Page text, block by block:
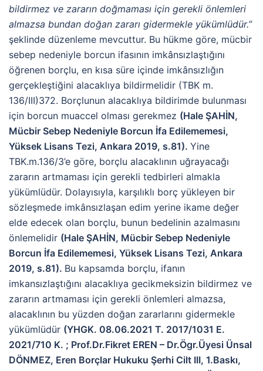
bildirmez ve zararın doğmaması için gerekli önlemleri
almazsa bundan doğan zararı gidermekle yükümlüdür.”
şeklinde düzenleme mevcuttur. Bu hükme göre, mücbir
sebep nedeniyle borcun ifasının imkânsızlaştığını
öğrenen borçlu, en kısa süre içinde imkânsızlığın
gerçekleştiğini alacaklıya bildirmelidir (TBK m.
136/III)372. Borçlunun alacaklıya bildirimde bulunması
için borcun muaccel olması gerekmez (Hale ŞAHİN,
Mücbir Sebep Nedeniyle Borcun İfa Edilememesi,
Yüksek Lisans Tezi, Ankara 2019, s.81). Yine
TBK.m.136/3’e göre, borçlu alacaklının uğrayacağı
zararın artmaması için gerekli tedbirleri almakla
yükümlüdür. Dolayısıyla, karşılıklı borç yükleyen bir
sözleşmede imkânsızlaşan edim yerine ikame değer
elde edecek olan borçlu, bunun bedelinin azalmasını
önlemelidir (Hale ŞAHİN, Mücbir Sebep Nedeniyle
Borcun İfa Edilememesi, Yüksek Lisans Tezi, Ankara
2019, s.81). Bu kapsamda borçlu, ifanın
imkansızlaştığını alacaklıya gecikmeksizin bildirmez ve
zararın artmaması için gerekli önlemleri almazsa,
alacaklının bu yüzden doğan zararlarını gidermekle
yükümlüdür (YHGK. 08.06.2021 T. 2017/1031 E.
2021/710 K. ; Prof.Dr.Fikret EREN – Dr.Ögr.Üyesi Ünsal
DÖNMEZ, Eren Borçlar Hukuku Şerhi Cilt III, 1.Baskı,